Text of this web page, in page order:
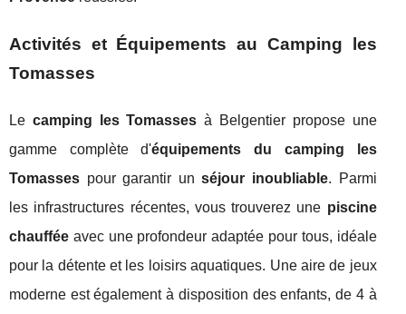
Activités et Équipements au Camping les
Tomasses
Le camping les Tomasses à Belgentier propose une
gamme complète d'équipements du camping les
Tomasses pour garantir unséjour inoubliable. Parmi
les infrastructures récentes, vous trouverez une piscine
chauffée avec une profondeur adaptée pour tous, idéale
pour la détente et les loisirs aquatiques. Une aire de jeux
moderne est également à disposition des enfants, de 4 à